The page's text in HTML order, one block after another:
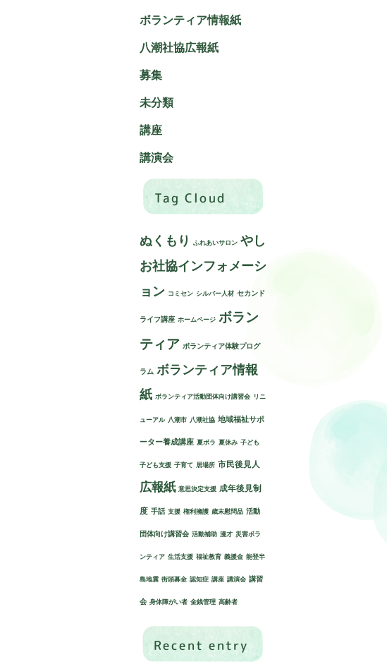
ボランティア情報紙
八潮社協広報紙
募集
未分類
講座
講演会
Tag Cloud
ぬくもり ふれあいサロン やし
お社協インフォメーシ
ョン コミセン シルバー人材 セカンド
ライフ講座 ホームページ ボラン
ティア ボランティア体験プログ
ラム ボランティア情報
紙 ボランティア活動団体向け講習会 リニ
ューアル 八潮市 八潮社協 地域福祉サポ
ーター養成講座 夏ボラ 夏休み 子ども
子ども支援 子育て 居場所 市民後見人
広報紙 意思決定支援 成年後見制
度 手話 支援 権利擁護 歳末慰問品 活動
団体向け講習会 活動補助 漫才 災害ボラ
ンティア 生活支援 福祉教育 義援金 能登半
島地震 街頭募金 認知症 講座 講演会 講習
会 身体障がい者 金銭管理 高齢者
Recent entry